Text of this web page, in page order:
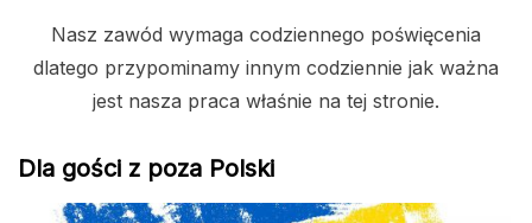
Nasz zawód wymaga codziennego poświęcenia
dlatego przypominamy innym codziennie jak ważna
jest nasza praca właśnie na tej stronie.
Dla gości z poza Polski